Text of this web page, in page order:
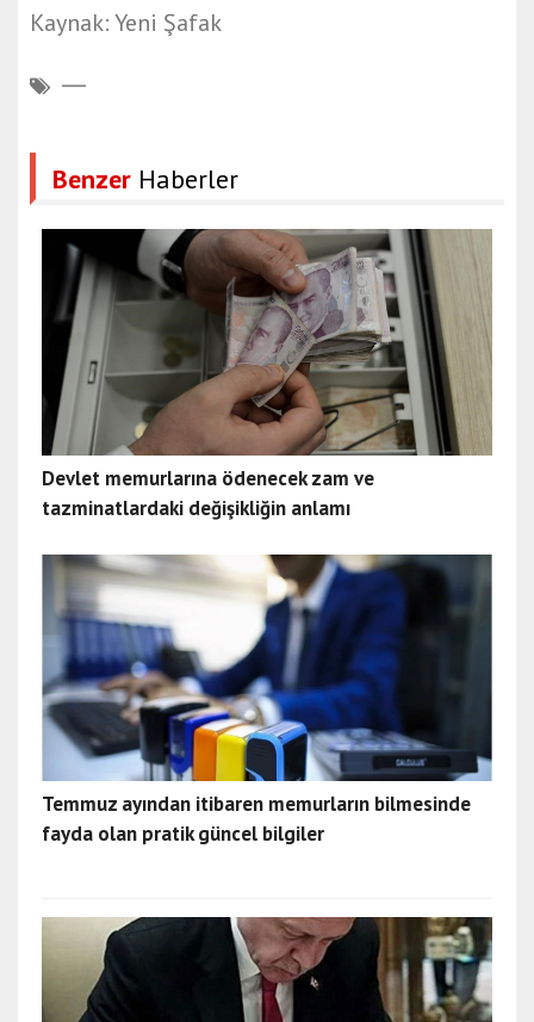
Kaynak: Yeni Şafak
Benzer Haberler
Devlet memurlarına ödenecek zam ve
tazminatlardaki değişikliğin anlamı
Temmuz ayından itibaren memurların bilmesinde
fayda olan pratik güncel bilgiler